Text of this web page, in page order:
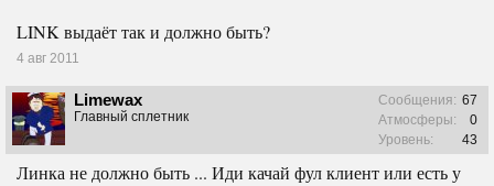
LINK выдаёт так и должно быть?
4 авг 2011
Limewax
Главный сплетник
Сообщения: 67
Атмосферы:
0
Уровень:
43
Линка не должно быть ... Иди качай фул клиент или есть у